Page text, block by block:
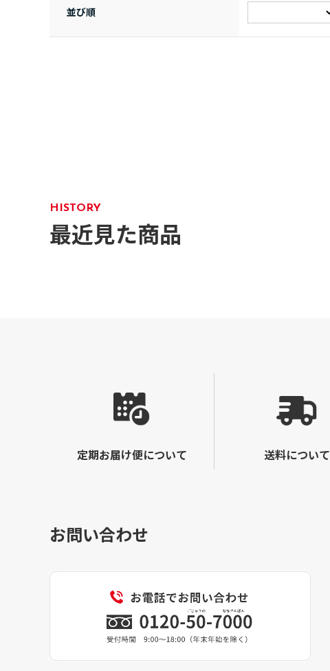
並び順
HISTORY
最近見た商品
定期お届け便について 送料について
お問い合わせ